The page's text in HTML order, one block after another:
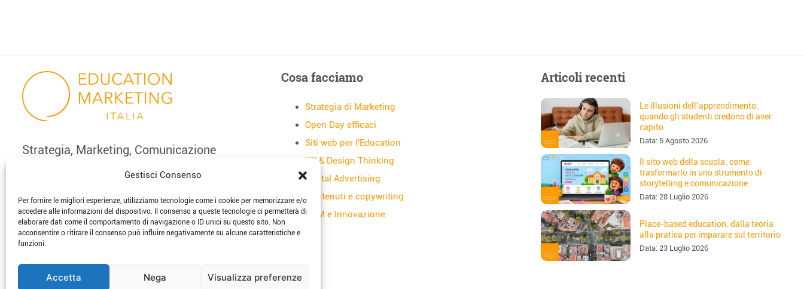
Gestisci Consenso
Per fornire le migliori esperienze, utilizziamo tecnologie come i cookie per memorizzare e/o
accedere alle informazioni del dispositivo. Il consenso a queste tecnologie ci permetterà di
elaborare dati come il comportamento di navigazione o ID unici su questo sito. Non
acconsentire o ritirare il consenso può influire negativamente su alcune caratteristiche e
funzioni.
Accetta Nega Visualizza preferenze
Strategia, Marketing, Comunicazione
phone email
Cosa facciamo
Strategia di Marketing
Open Day efficaci
Siti web per l'Education
UX & Design Thinking
Digital Advertising
Contenuti e copywriting
CRM e Innovazione
Articoli recenti
Le illusioni dell’apprendimento:
quando gli studenti credono di aver
capito
Data: 5 Agosto 2026
Il sito web della scuola: come
trasformarlo in uno strumento di
storytelling e comunicazione
Data: 28 Luglio 2026
Place-based education: dalla teoria
alla pratica per imparare sul territorio
Data: 23 Luglio 2026